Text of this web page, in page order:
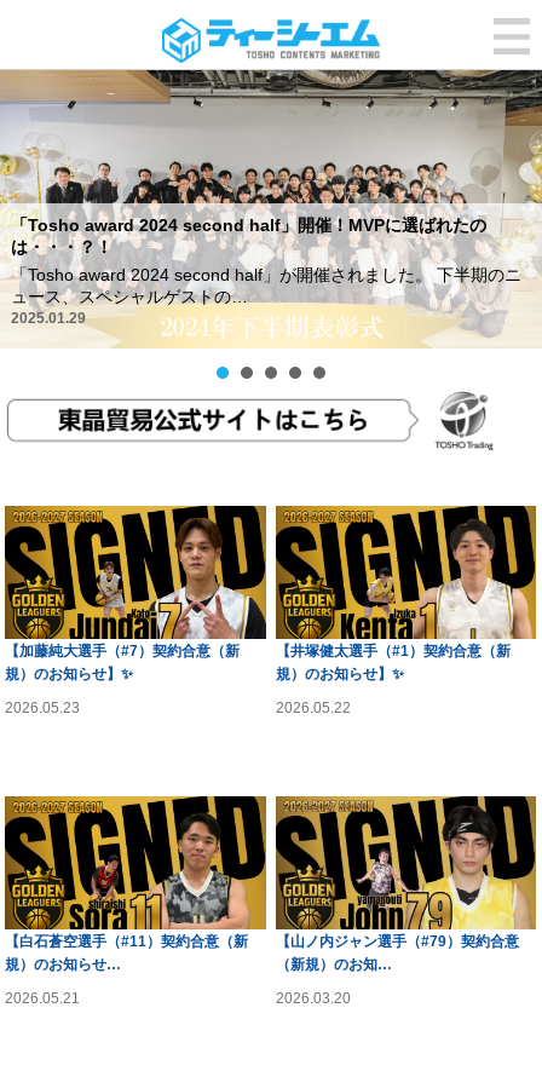
「Tosho award 2024 second half」開催！MVPに選ばれたの
は・・・？！
「Tosho award 2024 second half」が開催されました。 下半期のニ
ュース、スペシャルゲストの…
2025.01.29
【加藤純大選手（#7）契約合意（新
規）のお知らせ】✨
2026.05.23
【井塚健太選手（#1）契約合意（新
規）のお知らせ】✨
2026.05.22
【白石蒼空選手（#11）契約合意（新
規）のお知らせ…
2026.05.21
【山ノ内ジャン選手（#79）契約合意
（新規）のお知…
2026.03.20